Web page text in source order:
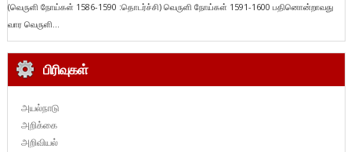
(வெருளி நோய்கள் 1586-1590 :தொடர்ச்சி) வெருளி நோய்கள் 1591-1600 பதினொன்றாவது
வார வெருளி...
பிரிவுகள்
அயல்நாடு
அறிக்கை
அறிவியல்